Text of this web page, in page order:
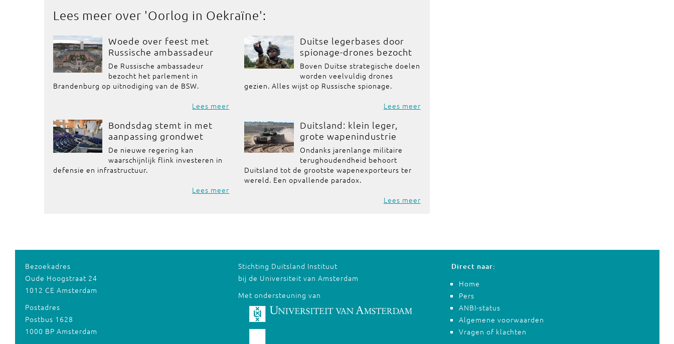
Lees meer over 'Oorlog in Oekraïne':
Woede over feest met
Russische ambassadeur
De Russische ambassadeur
bezocht het parlement in
Brandenburg op uitnodiging van de BSW.
Lees meer
Duitse legerbases door
spionage-drones bezocht
Boven Duitse strategische doelen
worden veelvuldig drones
gezien. Alles wijst op Russische spionage.
Lees meer
Bondsdag stemt in met
aanpassing grondwet
De nieuwe regering kan
waarschijnlijk flink investeren in
defensie en infrastructuur.
Lees meer
Duitsland: klein leger,
grote wapenindustrie
Ondanks jarenlange militaire
terughoudendheid behoort
Duitsland tot de grootste wapenexporteurs ter
wereld. Een opvallende paradox.
Lees meer
Bezoekadres
Oude Hoogstraat 24
1012 CE Amsterdam
Postadres
Postbus 1628
1000 BP Amsterdam
Stichting Duitsland Instituut
bij de Universiteit van Amsterdam
Met ondersteuning van
Direct naar:
Home
Pers
ANBI-status
Algemene voorwaarden
Vragen of klachten